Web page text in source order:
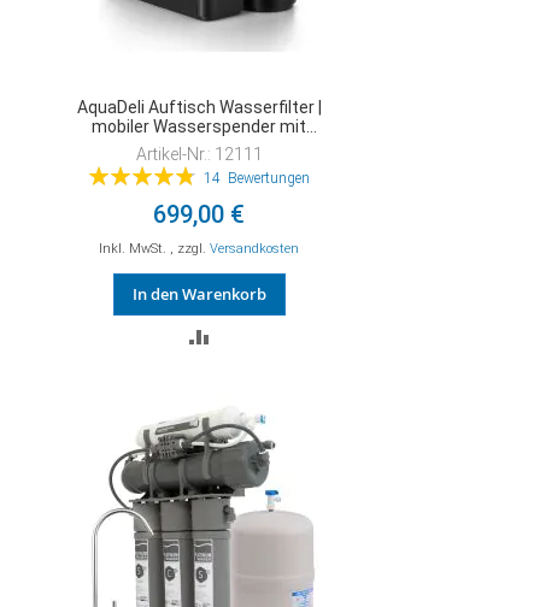
AquaDeli Auftisch Wasserfilter |
mobiler Wasserspender mit
Osmosefilter
Artikel-Nr.: 12111
Bewertung:
14 Bewertungen
699,00 €
Inkl. MwSt. , zzgl. Versandkosten
In den Warenkorb
HINZUFÜGEN